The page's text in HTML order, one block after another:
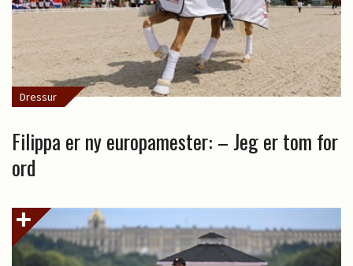
Dressur
Filippa er ny europamester: – Jeg er tom for
ord